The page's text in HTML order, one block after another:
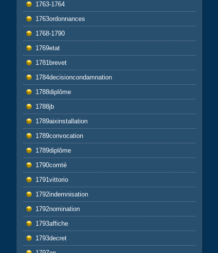
1763-1764
1763ordonnances
1768-1790
1769etat
1781brevet
1784decisioncondamnation
1788diplôme
1788jb
1789aixinstallation
1789convocation
1789diplôme
1790comté
1791vittorio
1792indemnisation
1792nomination
1793affiche
1793decret